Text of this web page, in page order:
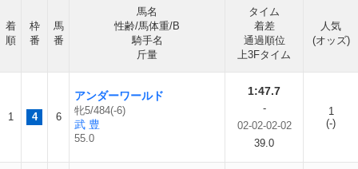
着
順
枠
番
馬
番
馬名
性齢/馬体重/B
騎手名
斤量
タイム
着差
通過順位
上3Fタイム
人気
(オッズ)
1 4 6
アンダーワールド
牝5/484(-6)
武 豊
55.0
1:47.7
-
02-02-02-02
39.0
1
(-)